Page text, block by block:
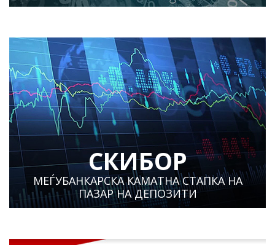
СКИБОР
МЕЃУБАНКАРСКА КАМАТНА СТАПКА НА
ПАЗАР НА ДЕПОЗИТИ